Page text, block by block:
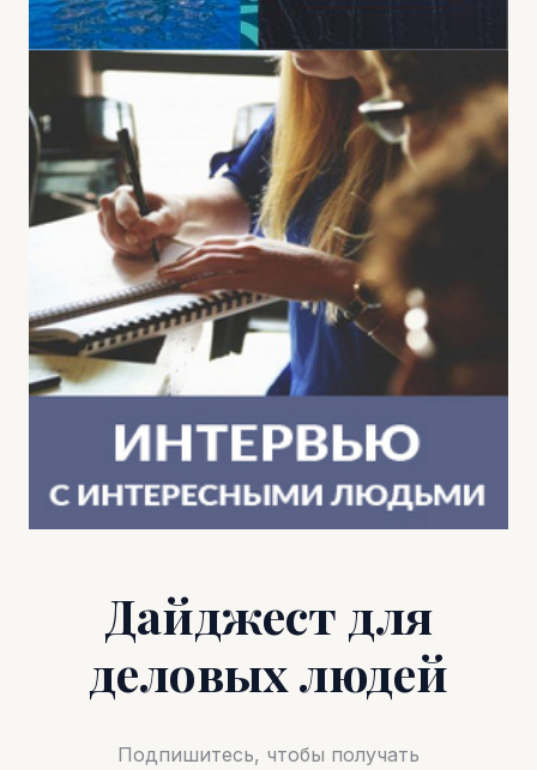
Дайджест для
деловых людей
Подпишитесь, чтобы получать